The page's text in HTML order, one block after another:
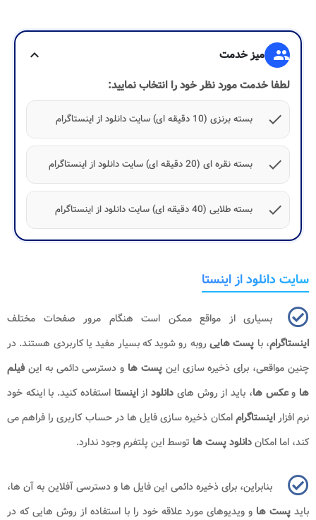
group میز خدمت
expand_more
لطفا خدمت مورد نظر خود را انتخاب نمایید:
check
بسته برنزی (10 دقیقه ای) سایت دانلود از اینستاگرام
check بسته نقره ای (20 دقیقه ای) سایت دانلود از اینستاگرام
check بسته طلایی (40 دقیقه ای) سایت دانلود از اینستاگرام
سایت دانلود از اینستا
بسیاری از مواقع ممکن است هنگام مرور صفحات مختلف
اینستاگرام، با پست هایی روبه رو شوید که بسیار مفید یا کاربردی هستند. در
چنین مواقعی، برای ذخیره سازی اینپست ها و دسترسی دائمی به اینفیلم
ها وعکس ها، باید از روش های دانلود ازاینستااستفاده کنید. با اینکه خود
نرم افزاراینستاگرامامکان ذخیره سازی فایل ها در حساب کاربری را فراهم می
کند، اما امکاندانلود پست ها توسط این پلتفرم وجود ندارد.
بنابراین، برای ذخیره دائمی این فایل ها و دسترسی آفلاین به آن ها،
باید پست ها و ویدیوهای مورد علاقه خود را با استفاده از روش هایی که در